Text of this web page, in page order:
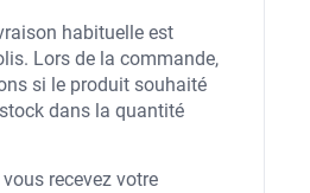
habituelle est
Lors de la commande,
si le produit souhaité
dans la quantité
recevez votre